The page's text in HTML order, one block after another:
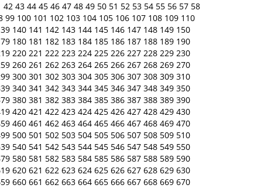
42 43 44 45 46 47 48 49 50 51 52 53 54 55 56 57 58
99 100 101 102 103 104 105 106 107 108 109 110
140 141 142 143 144 145 146 147 148 149 150
180 181 182 183 184 185 186 187 188 189 190
220 221 222 223 224 225 226 227 228 229 230
260 261 262 263 264 265 266 267 268 269 270
300 301 302 303 304 305 306 307 308 309 310
340 341 342 343 344 345 346 347 348 349 350
380 381 382 383 384 385 386 387 388 389 390
420 421 422 423 424 425 426 427 428 429 430
460 461 462 463 464 465 466 467 468 469 470
500 501 502 503 504 505 506 507 508 509 510
540 541 542 543 544 545 546 547 548 549 550
580 581 582 583 584 585 586 587 588 589 590
620 621 622 623 624 625 626 627 628 629 630
660 661 662 663 664 665 666 667 668 669 670